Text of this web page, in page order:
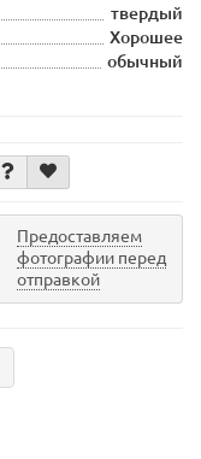
твердый
Хорошее
обычный
Предоставляем
фотографии перед
отправкой